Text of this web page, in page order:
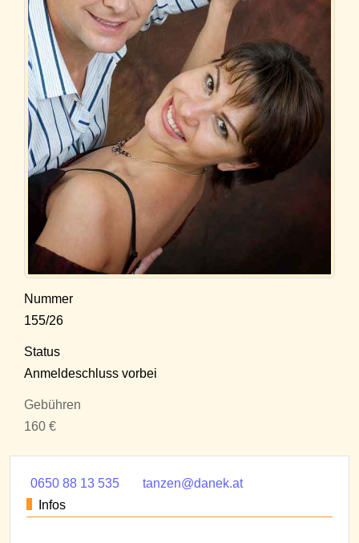
Nummer
155/26
Status
Anmeldeschluss vorbei
Gebühren
160 €
0650 88 13 535
tanzen@danek.at
Infos